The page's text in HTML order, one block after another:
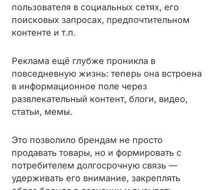
пользователя в социальных сетях, его
поисковых запросах, предпочтительном
контенте и т.п.
Реклама ещё глубже проникла в
повседневную жизнь: теперь она встроена
в информационное поле через
развлекательный контент, блоги, видео,
статьи, мемы.
Это позволило брендам не просто
продавать товары, но и формировать с
потребителем долгосрочную связь —
удерживать его внимание, закреплять